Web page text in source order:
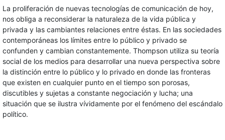
La proliferación de nuevas tecnologías de comunicación de hoy,
nos obliga a reconsiderar la naturaleza de la vida pública y
privada y las cambiantes relaciones entre éstas. En las sociedades
contemporáneas los límites entre lo público y privado se
confunden y cambian constantemente. Thompson utiliza su teoría
social de los medios para desarrollar una nueva perspectiva sobre
la distinción entre lo público y lo privado en donde las fronteras
que existen en cualquier punto en el tiempo son porosas,
discutibles y sujetas a constante negociación y lucha; una
situación que se ilustra vívidamente por el fenómeno del escándalo
político.